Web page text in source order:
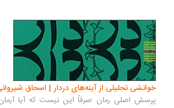
تحلیلی از آینه‌های دردار | اسحاق شیروانی
اصلی رمان صرفاً این نیست که آیا آرمان‌ها